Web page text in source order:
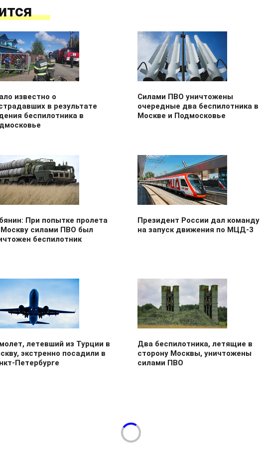
известно о
в результате
беспилотника в
Силами ПВО уничтожены
очередные два беспилотника в
Москве и Подмосковье
При попытке пролета
Москву силами ПВО был
беспилотник
Президент России дал команду
на запуск движения по МЦД-3
летевший из Турции в
экстренно посадили в
Петербурге
Два беспилотника, летящие в
сторону Москвы, уничтожены
силами ПВО